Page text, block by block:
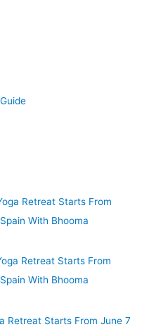
Retreat Starts From
With Bhooma
Retreat Starts From
With Bhooma
Retreat Starts From June 7